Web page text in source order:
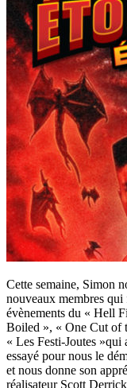
Cette semaine, Simon
nouveaux membres
évènements du « Hell
Boiled », « One Cut of
« Les Festi-Joutes
essayé pour nous le
et nous donne son
réalisateur Scott